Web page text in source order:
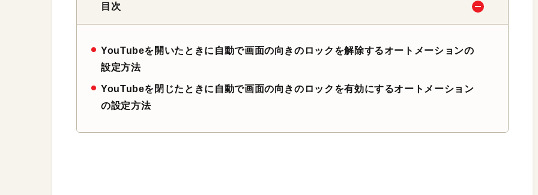
目次
YouTubeを開いたときに自動で画面の向きのロックを解除するオートメーションの
設定方法
YouTubeを閉じたときに自動で画面の向きのロックを有効にするオートメーション
の設定方法